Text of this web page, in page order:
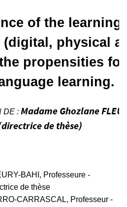
of the learning
(digital, physical
propensities for
learning.
DE :Madame Ghozlane
de thèse)
BAHI, Professeure -
de thèse
CARRASCAL, Professeur -